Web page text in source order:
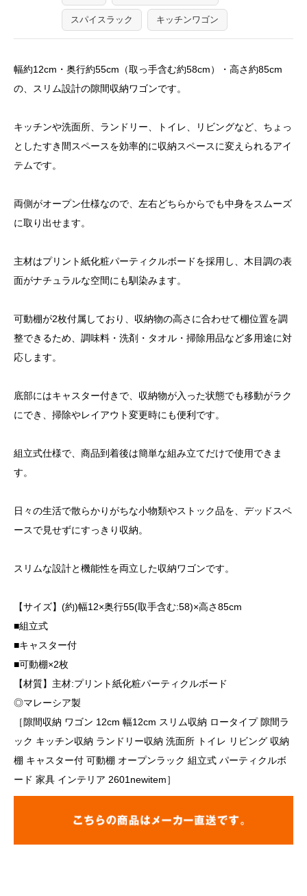
スパイスラック キッチンワゴン
幅約12cm・奥行約55cm（取っ手含む約58cm）・高さ約85cm
の、スリム設計の隙間収納ワゴンです。
キッチンや洗面所、ランドリー、トイレ、リビングなど、ちょっ
としたすき間スペースを効率的に収納スペースに変えられるアイ
テムです。
両側がオープン仕様なので、左右どちらからでも中身をスムーズ
に取り出せます。
主材はプリント紙化粧パーティクルボードを採用し、木目調の表
面がナチュラルな空間にも馴染みます。
可動棚が2枚付属しており、収納物の高さに合わせて棚位置を調
整できるため、調味料・洗剤・タオル・掃除用品など多用途に対
応します。
底部にはキャスター付きで、収納物が入った状態でも移動がラク
にでき、掃除やレイアウト変更時にも便利です。
組立式仕様で、商品到着後は簡単な組み立てだけで使用できま
す。
日々の生活で散らかりがちな小物類やストック品を、デッドスペ
ースで見せずにすっきり収納。
スリムな設計と機能性を両立した収納ワゴンです。
【サイズ】(約)幅12×奥行55(取手含む:58)×高さ85cm
■組立式
■キャスター付
■可動棚×2枚
【材質】主材:プリント紙化粧パーティクルボード
◎マレーシア製
［隙間収納 ワゴン 12cm 幅12cm スリム収納 ロータイプ 隙間ラ
ック キッチン収納 ランドリー収納 洗面所 トイレ リビング 収納
棚 キャスター付 可動棚 オープンラック 組立式 パーティクルボ
ード 家具 インテリア 2601newitem］